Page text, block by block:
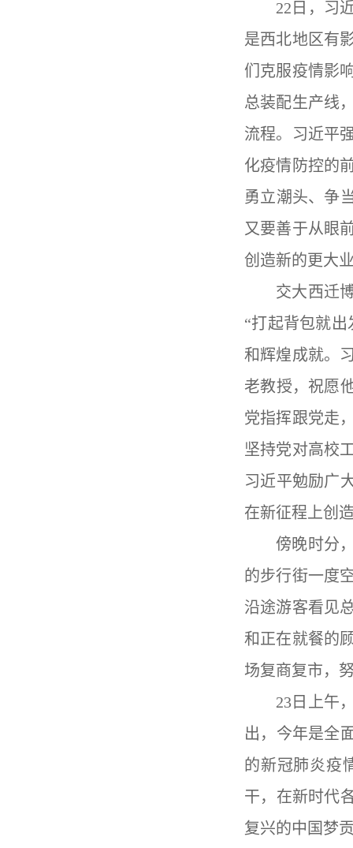
22 日，习
是西北地区有
们克服疫情影
总装配生产线
流程。习近平
化疫情防控的
勇立潮头、争
又要善于从眼
创造新的更大
交大西迁
“打起背包就出
和辉煌成就。
老教授，祝愿
党指挥跟党走
坚持党对高校
习近平勉励广
在新征程上创
傍晚时分
的步行街一度
沿途游客看见
和正在就餐的
场复商复市，
23 日上午
出，今年是全
的新冠肺炎疫
干，在新时代
复兴的中国梦